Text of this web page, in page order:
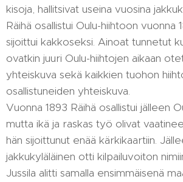
kisoja, hallitsivat useina vuosina
Räihä osallistui Oulu-hiihtoon vuonna
sijoittui kakkoseksi. Ainoat tunnetut
ovatkin juuri Oulu-hiihtojen aikaan
yhteiskuva sekä kaikkien tuohon
osallistuneiden yhteiskuva.
Vuonna 1893 Räihä osallistui jälleen
mutta ikä ja raskas työ olivat
hän sijoittunut enää kärkikaartiin.
jakkukyläläinen otti kilpailuvoiton
Jussila alitti samalla ensimmäisenä